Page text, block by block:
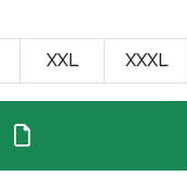
XXL XXXL